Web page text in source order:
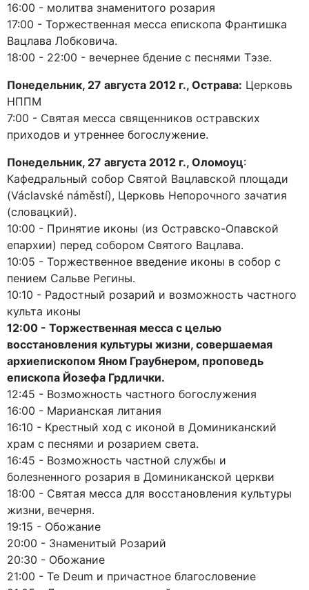
16:00 - молитва знаменитого розария
17:00 - Торжественная месса епископа Франтишка
Вацлава Лобковича.
18:00 - 22:00 - вечернее бдение с песнями Тэзе.
Понедельник, 27 августа 2012 г., Острава: Церковь
НППМ
7:00 - Святая месса священников остравских
приходов и утреннее богослужение.
Понедельник, 27 августа 2012 г., Оломоуц:
Кафедральный собор Святой Вацлавской площади
(Václavské náměstí), Церковь Непорочного зачатия
(словацкий).
10:00 - Принятие иконы (из Остравско-Опавской
епархии) перед собором Святого Вацлава.
10:05 - Торжественное введение иконы в собор с
пением Сальве Регины.
10:10 - Радостный розарий и возможность частного
культа иконы
12:00 - Торжественная месса с целью
восстановления культуры жизни, совершаемая
архиепископом Яном Граубнером, проповедь
епископа Йозефа Грдлички.
12:45 - Возможность частного богослужения
16:00 - Марианская литания
16:10 - Крестный ход с иконой в Доминиканский
храм с песнями и розарием света.
16:45 - Возможность частной службы и
болезненного розария в Доминиканской церкви
18:00 - Святая месса для восстановления культуры
жизни, вечерня.
19:15 - Обожание
20:00 - Знаменитый Розарий
20:30 - Обожание
21:00 - Te Deum и причастное благословение